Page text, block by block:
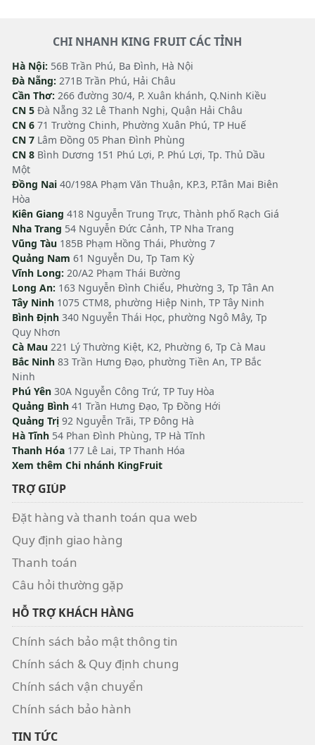
CHI NHANH KING FRUIT CÁC TỈNH
Hà Nội: 56B Trần Phú, Ba Đình, Hà Nội
Đà Nẵng: 271B Trần Phú, Hải Châu
Cần Thơ: 266 đường 30/4, P. Xuân khánh, Q.Ninh Kiều
CN 5 Đà Nẵng 32 Lê Thanh Nghị, Quận Hải Châu
CN 6 71 Trường Chinh, Phường Xuân Phú, TP Huế
CN 7 Lâm Đồng 05 Phan Đình Phùng
CN 8 Bình Dương 151 Phú Lợi, P. Phú Lợi, Tp. Thủ Dầu
Một
Đồng Nai 40/198A Phạm Văn Thuận, KP.3, P.Tân Mai Biên
Hòa
Kiên Giang 418 Nguyễn Trung Trực, Thành phố Rạch Giá
Nha Trang 54 Nguyễn Đức Cảnh, TP Nha Trang
Vũng Tàu 185B Phạm Hồng Thái, Phường 7
Quảng Nam 61 Nguyễn Du, Tp Tam Kỳ
Vĩnh Long: 20/A2 Phạm Thái Bường
Long An: 163 Nguyễn Đình Chiểu, Phường 3, Tp Tân An
Tây Ninh 1075 CTM8, phường Hiệp Ninh, TP Tây Ninh
Bình Định 340 Nguyễn Thái Học, phường Ngô Mây, Tp
Quy Nhơn
Cà Mau 221 Lý Thường Kiệt, K2, Phường 6, Tp Cà Mau
Bắc Ninh 83 Trần Hưng Đạo, phường Tiền An, TP Bắc
Ninh
Phú Yên 30A Nguyễn Công Trứ, TP Tuy Hòa
Quảng Bình 41 Trần Hưng Đạo, Tp Đồng Hới
Quảng Trị 92 Nguyễn Trãi, TP Đông Hà
Hà Tĩnh 54 Phan Đình Phùng, TP Hà Tĩnh
Thanh Hóa 177 Lê Lai, TP Thanh Hóa
Xem thêm Chi nhánh KingFruit
TRỢ GIÚP
Đặt hàng và thanh toán qua web
Quy định giao hàng
Thanh toán
Câu hỏi thường gặp
HỖ TRỢ KHÁCH HÀNG
Chính sách bảo mật thông tin
Chính sách & Quy định chung
Chính sách vận chuyển
Chính sách bảo hành
TIN TỨC